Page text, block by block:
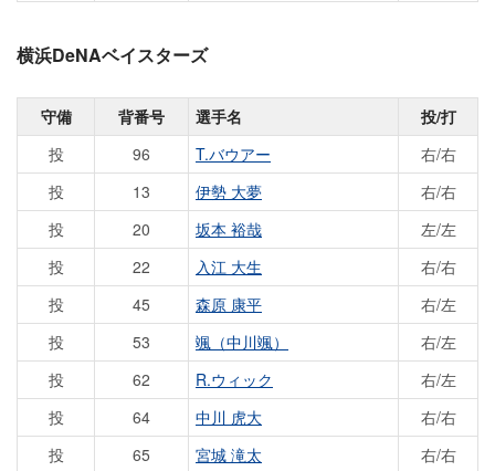
横浜DeNAベイスターズ
守備 背番号 選手名
投/打
投
96 T.バウアー
右/右
投
13 伊勢 大夢
右/右
投
20 坂本 裕哉
左/左
投
22 入江 大生
右/右
投
45 森原 康平
右/左
投
53 颯（中川颯）
右/左
投
62 R.ウィック
右/左
投
64 中川 虎大
右/右
投
65 宮城 滝太
右/右